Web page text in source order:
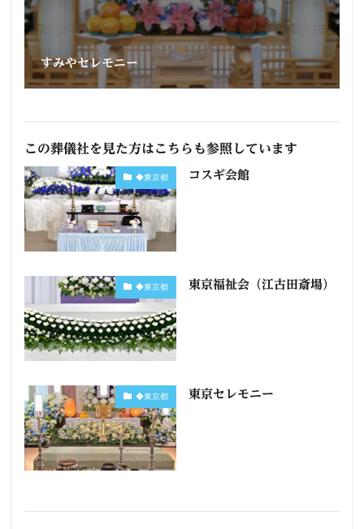
すみやセレモニー
この葬儀社を見た方はこちらも参照しています
◆東京都 コスギ会館
◆東京都 東京福祉会（江古田斎場）
◆東京都 東京セレモニー